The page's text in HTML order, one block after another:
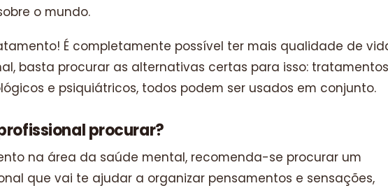
o mundo.
É completamente possível ter mais qualidade de
basta procurar as alternativas certas para isso: tratamentos
e psiquiátricos, todos podem ser usados em conjunto.
procurar?
na área da saúde mental, recomenda-se procurar um
que vai te ajudar a organizar pensamentos e sensações,